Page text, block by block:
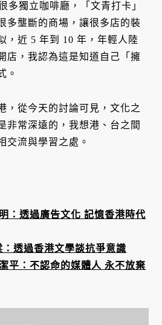
多獨立咖啡廳，「文青打卡」
多壟斷的商場，讓很多店的裝
，近 5 年到 10 年，年輕人陸
店，我認為這是知道自己「擁
。
，從今天的討論可見，文化之
非常深遠的，我想港、台之間
交流與學習之處。
：透過廣告文化 記憶香港時代
透過香港文學談抗爭意識
平：不認命的媒體人 永不放棄